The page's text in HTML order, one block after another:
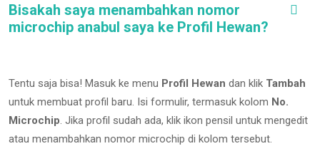
Bisakah saya menambahkan nomor
microchip anabul saya ke Profil Hewan?
Tentu saja bisa! Masuk ke menu Profil Hewan dan klik Tambah
untuk membuat profil baru. Isi formulir, termasuk kolom No.
Microchip. Jika profil sudah ada, klik ikon pensil untuk mengedit
atau menambahkan nomor microchip di kolom tersebut.